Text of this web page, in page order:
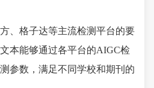
、格子达等主流检测平台的要
本能够通过各平台的AIGC检
参数，满足不同学校和期刊的